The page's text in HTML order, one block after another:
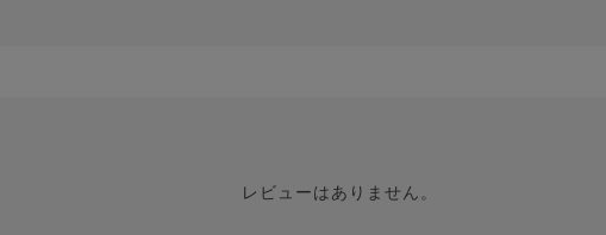
レビューはありません。